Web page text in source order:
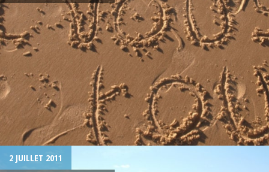
2 JUILLET 2011